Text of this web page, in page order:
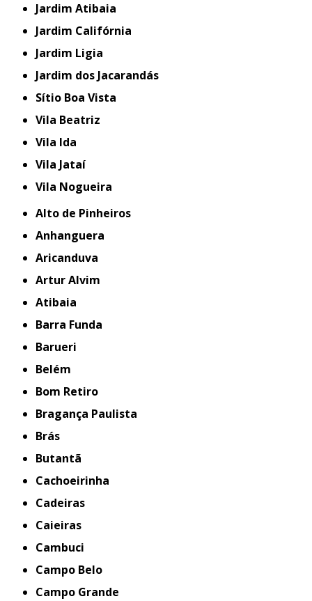
Jardim Atibaia
Jardim Califórnia
Jardim Ligia
Jardim dos Jacarandás
Sítio Boa Vista
Vila Beatriz
Vila Ida
Vila Jataí
Vila Nogueira
Alto de Pinheiros
Anhanguera
Aricanduva
Artur Alvim
Atibaia
Barra Funda
Barueri
Belém
Bom Retiro
Bragança Paulista
Brás
Butantã
Cachoeirinha
Cadeiras
Caieiras
Cambuci
Campo Belo
Campo Grande